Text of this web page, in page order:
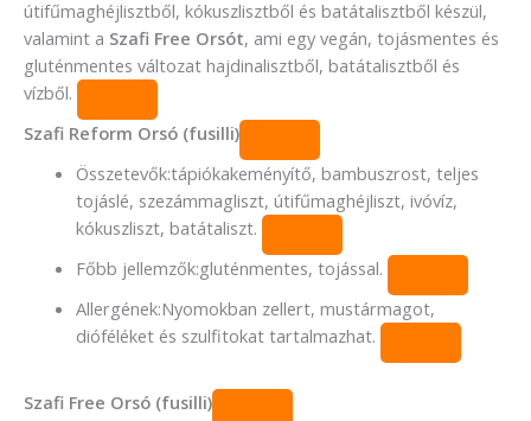
útifűmaghéjlisztből, kókuszlisztből és batátalisztből készül,
valamint a Szafi Free Orsót, ami egy vegán, tojásmentes és
gluténmentes változat hajdinalisztből, batátalisztből és
vízből.
Szafi Reform Orsó (fusilli)
Összetevők:tápiókakeményítő, bambuszrost, teljes
tojáslé, szezámmagliszt, útifűmaghéjliszt, ivóvíz,
kókuszliszt, batátaliszt.
Főbb jellemzők:gluténmentes, tojással.
Allergének:Nyomokban zellert, mustármagot,
dióféléket és szulfitokat tartalmazhat.
Szafi Free Orsó (fusilli)